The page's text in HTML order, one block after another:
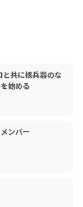
共に核兵器のな
始める
ンバー